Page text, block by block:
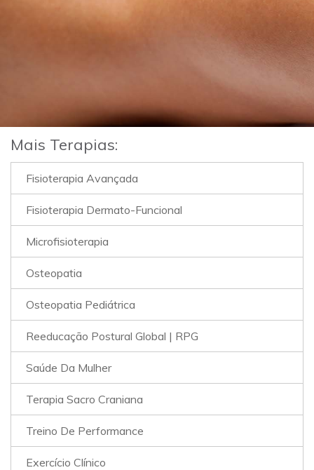
Mais Terapias:
Fisioterapia Avançada
Fisioterapia Dermato-Funcional
Microfisioterapia
Osteopatia
Osteopatia Pediátrica
Reeducação Postural Global | RPG
Saúde Da Mulher
Terapia Sacro Craniana
Treino De Performance
Exercício Clínico